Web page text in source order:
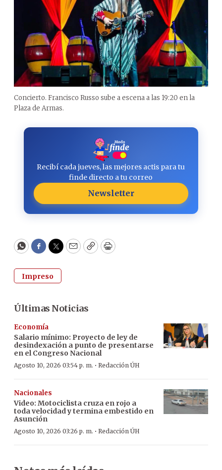
Concierto. Francisco Russo sube a escena a las 19:20 en la
Plaza de Armas.
Recibí cada jueves, las mejores actis para tu
finde directo a tu correo
Newsletter
WhatsApp
Facebook
Twitter
EmailCopyPrint
Impreso
Últimas Noticias
Economía
Salario mínimo: Proyecto de ley de
desindexación a punto de presentarse
en el Congreso Nacional
Agosto 10, 2026 03:54 p. m. · Redacción ÚH
Nacionales
Video: Motociclista cruza en rojo a
toda velocidad y termina embestido en
Asunción
Agosto 10, 2026 03:26 p. m. · Redacción ÚH